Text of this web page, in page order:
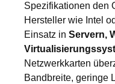
Spezifikationen den
Hersteller wie Intel
Einsatz in Servern,
Netzwerkkarten
Bandbreite, geringe